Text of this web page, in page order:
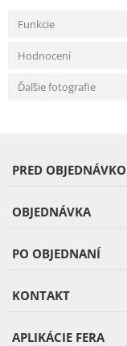
Funkcie
Hodnocení
Ďaľšie fotografie
PRED
OBJEDNÁVKA
PO OBJEDNANÍ
KONTAKT
APLIKÁCIE FERA